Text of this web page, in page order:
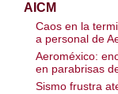
AICM
Caos en la
a personal de
Aeroméxico:
en parabrisas
Sismo frustra